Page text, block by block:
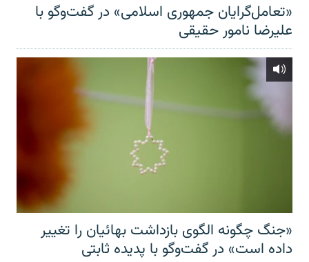
«تعامل‌گرایان جمهوری اسلامی» در گفت‌وگو با
علیرضا نامور حقیقی
«جنگ چگونه الگوی بازداشت بهائیان را تغییر
داده است» در گفت‌وگو با پدیده ثابتی